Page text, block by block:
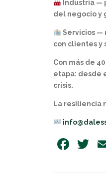
Industria —
del negocio y
Servicios —
con clientes y
Con más de
etapa: desde
crisis.
La resiliencia